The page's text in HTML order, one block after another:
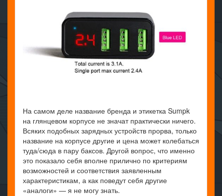
На самом деле название бренда и этикетка Sumpk
на глянцевом корпусе не значат практически ничего.
Всяких подобных зарядных устройств прорва, только
название на корпусе другие и цена может колебаться
туда/сюда в пару баксов. Другой вопрос, что именно
это показало себя вполне прилично по критериям
возможностей и соответствия заявленным
характеристикам, а как поведут себя другие
«аналоги» — я не могу знать.